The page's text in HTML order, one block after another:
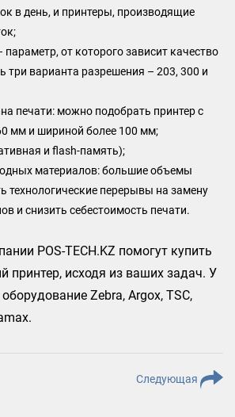
в день, и принтеры, производящие
параметр, от которого зависит качество
три варианта разрешения – 203, 300 и
печати: можно подобрать принтер с
мм и шириной более 100 мм;
и flash-память);
материалов: большие объемы
технологические перерывы на замену
и снизить себестоимость печати.
POS-TECH.KZ помогут купить
принтер, исходя из ваших задач. У
Zebra, Argox, TSC,
Следующая